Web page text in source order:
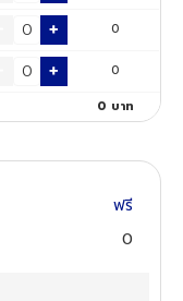
0
0
0 บาท
ฟรี
0